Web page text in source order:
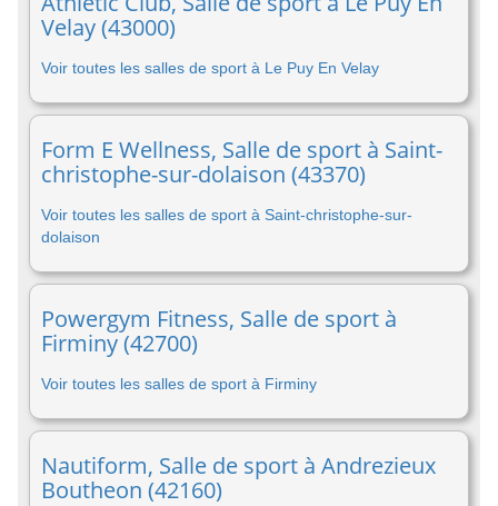
Velay (43000)
Voir toutes les salles de sport à Le Puy En Velay
Form E Wellness, Salle de sport à Saint-
christophe-sur-dolaison (43370)
Voir toutes les salles de sport à Saint-christophe-sur-
dolaison
Powergym Fitness, Salle de sport à
Firminy (42700)
Voir toutes les salles de sport à Firminy
Nautiform, Salle de sport à Andrezieux
Boutheon (42160)